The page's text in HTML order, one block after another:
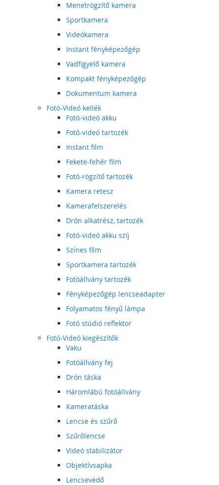
Menetrögzítő kamera
Sportkamera
Videókamera
Instant fényképezőgép
Vadfigyelő kamera
Kompakt fényképezőgép
Dokumentum kamera
Fotó-Videó kellék
Fotó-videó akku
Fotó-videó tartozék
Instant film
Fekete-fehér film
Fotó-rögzítő tartozék
Kamera retesz
Kamerafelszerelés
Drón alkatrész, tartozék
Fotó-videó akku szíj
Színes film
Sportkamera tartozék
Fotóállvány tartozék
Fényképezőgép lencseadapter
Folyamatos fényű lámpa
Fotó stúdió reflektor
Fotó-Videó kiegészítők
Vaku
Fotóállvány fej
Drón táska
Háromlábú fotóállvány
Kameratáska
Lencse és szűrő
Szűrőlencse
Videó stabilizátor
Objektívsapka
Lencsevédő